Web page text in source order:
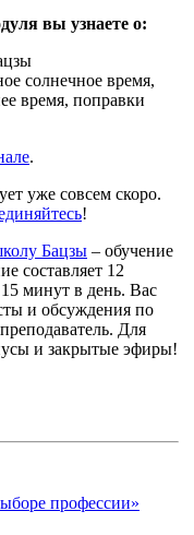
вы узнаете о:
солнечное время,
время, поправки
.
уже совсем скоро.
!
Бацзы – обучение
составляет 12
минут в день. Вас
и обсуждения по
Для
и закрытые эфиры!
профессии»